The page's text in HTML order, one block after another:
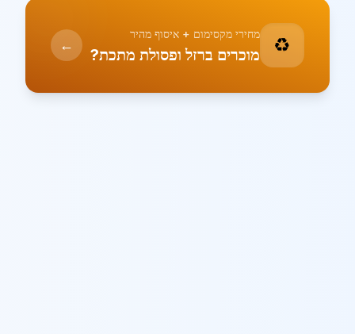
♻️ מחירי מקסימום + איסוף מהיר
מוכרים ברזל ופסולת מתכת? ←